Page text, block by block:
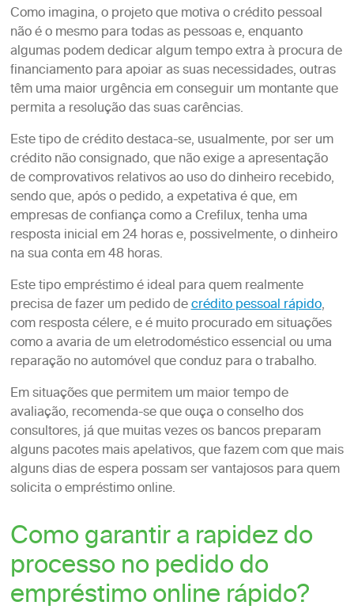
Como imagina, o projeto que motiva o crédito pessoal
não é o mesmo para todas as pessoas e, enquanto
algumas podem dedicar algum tempo extra à procura de
financiamento para apoiar as suas necessidades, outras
têm uma maior urgência em conseguir um montante que
permita a resolução das suas carências.
Este tipo de crédito destaca-se, usualmente, por ser um
crédito não consignado, que não exige a apresentação
de comprovativos relativos ao uso do dinheiro recebido,
sendo que, após o pedido, a expetativa é que, em
empresas de confiança como a Crefilux, tenha uma
resposta inicial em 24 horas e, possivelmente, o dinheiro
na sua conta em 48 horas.
Este tipo empréstimo é ideal para quem realmente
precisa de fazer um pedido decrédito pessoal rápido,
com resposta célere, e é muito procurado em situações
como a avaria de um eletrodoméstico essencial ou uma
reparação no automóvel que conduz para o trabalho.
Em situações que permitem um maior tempo de
avaliação, recomenda-se que ouça o conselho dos
consultores, já que muitas vezes os bancos preparam
alguns pacotes mais apelativos, que fazem com que mais
alguns dias de espera possam ser vantajosos para quem
solicita o empréstimo online.
Como garantir a rapidez do
processo no pedido do
empréstimo online rápido?